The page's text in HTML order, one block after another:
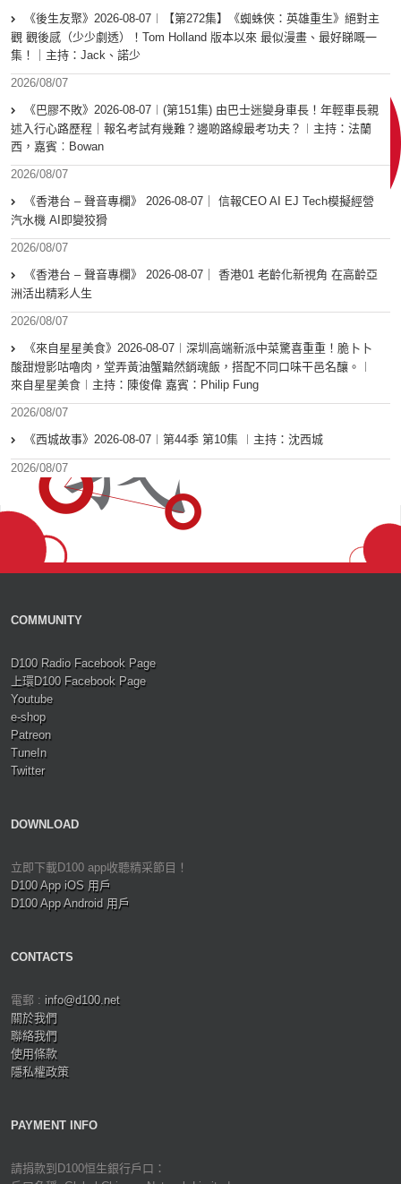
《後生友聚》2026-08-07︱【第272集】《蜘蛛俠：英雄重生》絕對主
觀 觀後感（少少劇透）！Tom Holland 版本以來 最似漫畫、最好睇嘅一
集！｜主持：Jack、諾少
2026/08/07
《巴膠不敗》2026-08-07︱(第151集) 由巴士迷變身車長！年輕車長親
述入行心路歷程｜報名考試有幾難？邊啲路線最考功夫？︱主持：法蘭
西，嘉賓︰Bowan
2026/08/07
《香港台 – 聲音專欄》 2026-08-07｜ 信報CEO AI EJ Tech模擬經營
汽水機 AI即變狡猾
2026/08/07
《香港台 – 聲音專欄》 2026-08-07｜ 香港01 老齡化新視角 在高齡亞
洲活出精彩人生
2026/08/07
《來自星星美食》2026-08-07︱深圳高端新派中菜驚喜重重！脆卜卜
酸甜燈影咕嚕肉，堂弄黃油蟹黯然銷魂飯，搭配不同口味干邑名釀。︱
來自星星美食︱主持：陳俊偉 嘉賓：Philip Fung
2026/08/07
《西城故事》2026-08-07︱第44季 第10集 ︱主持：沈西城
2026/08/07
COMMUNITY
D100 Radio Facebook Page
上環D100 Facebook Page
Youtube
e-shop
Patreon
TuneIn
Twitter
DOWNLOAD
立即下載D100 app收聽精采節目！
D100 App iOS 用戶
D100 App Android 用戶
CONTACTS
電郵 : info@d100.net
關於我們
聯絡我們
使用條款
隱私權政策
PAYMENT INFO
請捐款到D100恒生銀行戶口：